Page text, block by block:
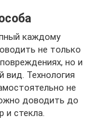
каждому
не только
но и
Технология
не
доводить до
и стекла.